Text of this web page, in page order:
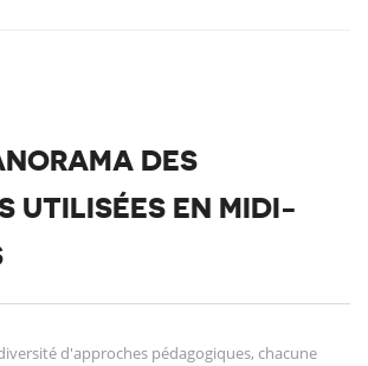
DES
UTILISÉES EN MIDI-
d'approches pédagogiques, chacune